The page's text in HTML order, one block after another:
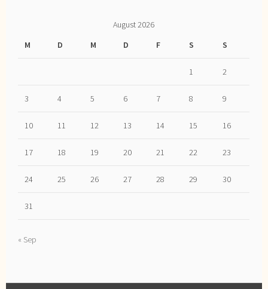
August 2026
M
D M D F S S
1 2
3 4 5 6 7 8 9
10 11 12 13 14 15 16
17 18 19 20 21 22 23
24 25 26 27 28 29 30
31
« Sep